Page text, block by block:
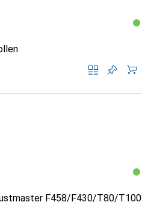
F458/F430/T80/T100